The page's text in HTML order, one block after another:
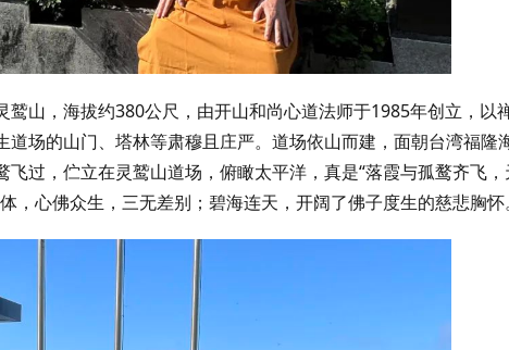
鹫山，海拔约380公尺，由开山和尚心道法师于1985年创立，以
场的山门、塔林等肃穆且庄严。道场依山而建，面朝台湾福隆
过，伫立在灵鹫山道场，俯瞰太平洋，真是“落霞与孤鹜齐飞，
，心佛众生，三无差别；碧海连天，开阔了佛子度生的慈悲胸怀